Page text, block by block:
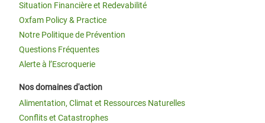
Situation Financière et Redevabilité
Oxfam Policy & Practice
Notre Politique de Prévention
Questions Fréquentes
Alerte à l’Escroquerie
Nos domaines d'action
Alimentation, Climat et Ressources Naturelles
Conflits et Catastrophes